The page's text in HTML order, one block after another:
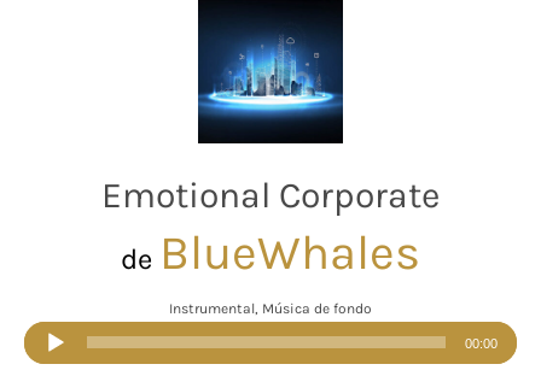
Emotional Corporate
de BlueWhales
Instrumental, Música de fondo
Reproductor
de
00:00